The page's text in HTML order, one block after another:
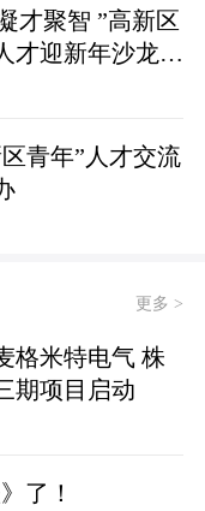
才聚智 ”高新区
才迎新年沙龙活
青年”人才交流
更多 >
格米特电气 株
期项目启动
了！